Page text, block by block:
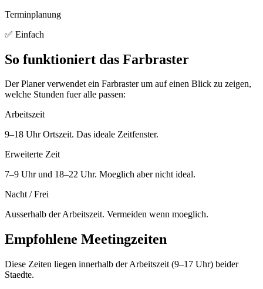
Terminplanung
✅ Einfach
So funktioniert das Farbraster
Der Planer verwendet ein Farbraster um auf einen Blick zu zeigen,
welche Stunden fuer alle passen:
Arbeitszeit
9–18 Uhr Ortszeit. Das ideale Zeitfenster.
Erweiterte Zeit
7–9 Uhr und 18–22 Uhr. Moeglich aber nicht ideal.
Nacht / Frei
Ausserhalb der Arbeitszeit. Vermeiden wenn moeglich.
Empfohlene Meetingzeiten
Diese Zeiten liegen innerhalb der Arbeitszeit (9–17 Uhr) beider
Staedte.